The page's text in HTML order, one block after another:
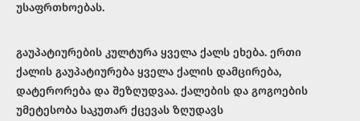
უსაფრთხოებას.
გაუპატიურების კულტურა ყველა ქალს ეხება. ერთი
ქალის გაუპატიურება ყველა ქალის დამცირება,
დატერორება და შეზღუდვაა. ქალების და გოგოების
უმეტესობა საკუთარ ქცევას ზღუდავს